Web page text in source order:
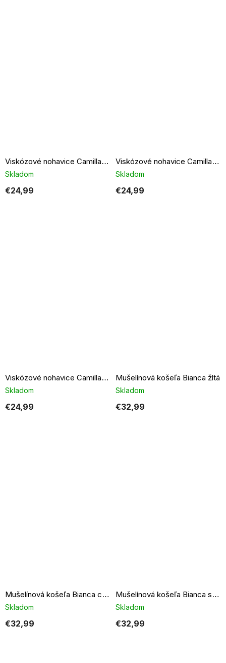
Viskózové nohavice Camilla navy blue
Skladom
€24,99
Viskózové nohavice Camilla fango
Skladom
€24,99
Viskózové nohavice Camilla tmavosivé
Skladom
€24,99
Mušelínová košeľa Bianca žltá
Skladom
€32,99
Mušelínová košeľa Bianca candy pink
Skladom
€32,99
Mušelínová košeľa Bianca svetlo modrá
Skladom
€32,99